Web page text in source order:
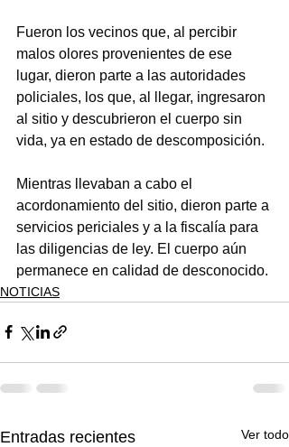
Fueron los vecinos que, al percibir
malos olores provenientes de ese
lugar, dieron parte a las autoridades
policiales, los que, al llegar, ingresaron
al sitio y descubrieron el cuerpo sin
vida, ya en estado de descomposición.
Mientras llevaban a cabo el
acordonamiento del sitio, dieron parte a
servicios periciales y a la fiscalía para
las diligencias de ley. El cuerpo aún
permanece en calidad de desconocido.
NOTICIAS
Entradas recientes Ver todo